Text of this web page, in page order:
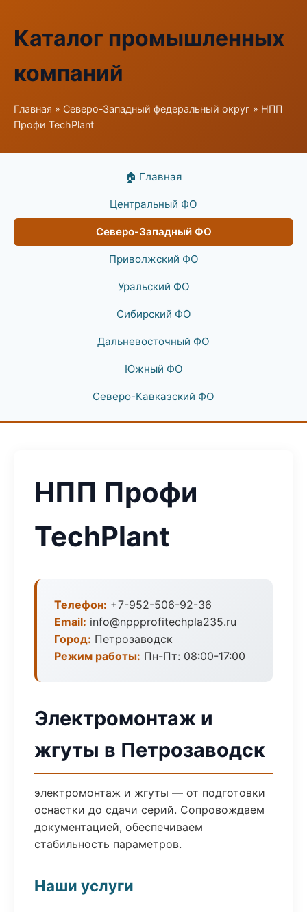
Каталог промышленных
компаний
Главная » Северо-Западный федеральный округ » НПП
Профи TechPlant
🏠 Главная
Центральный ФО
Северо-Западный ФО
Приволжский ФО
Уральский ФО
Сибирский ФО
Дальневосточный ФО
Южный ФО
Северо-Кавказский ФО
НПП Профи
TechPlant
Телефон: +7-952-506-92-36
Email: info@nppprofitechpla235.ru
Город: Петрозаводск
Режим работы: Пн-Пт: 08:00-17:00
Электромонтаж и
жгуты в Петрозаводск
электромонтаж и жгуты — от подготовки
оснастки до сдачи серий. Сопровождаем
документацией, обеспечиваем
стабильность параметров.
Наши услуги